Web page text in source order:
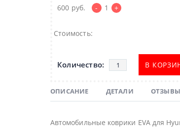
600 руб. - 1 +
Стоимость:
В
ОПИСАНИЕ ДЕТАЛИ ОТЗЫВЫ
Автомобильные коврики EVA для